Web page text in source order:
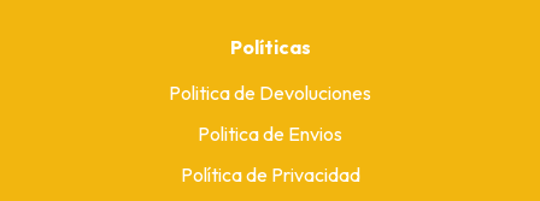
Políticas
Politica de Devoluciones
Politica de Envios
Política de Privacidad